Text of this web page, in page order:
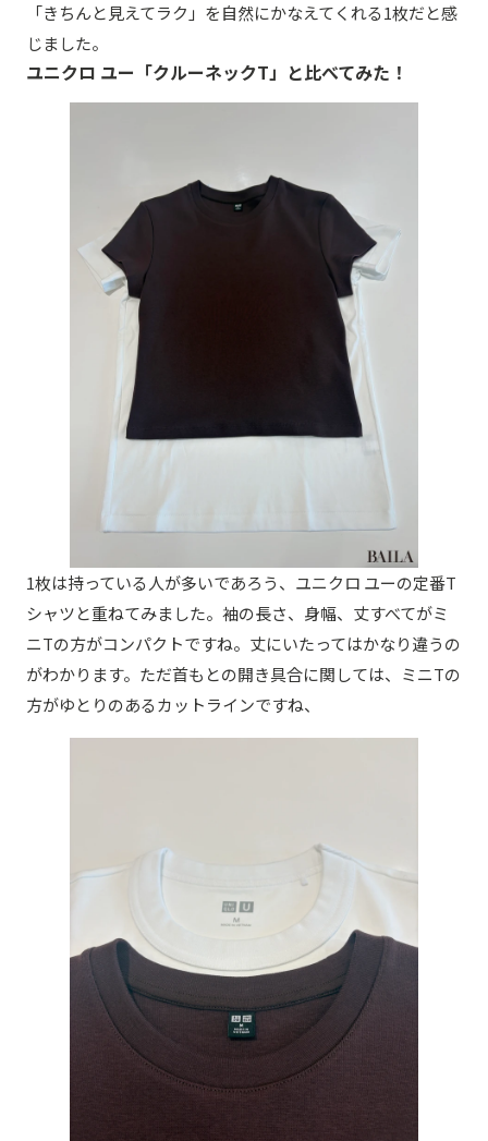
「きちんと見えてラク」を自然にかなえてくれる1枚だと感
じました。
ユニクロ ユー「クルーネックT」と比べてみた！
1枚は持っている人が多いであろう、ユニクロ ユーの定番T
シャツと重ねてみました。袖の長さ、身幅、丈すべてがミ
ニTの方がコンパクトですね。丈にいたってはかなり違うの
がわかります。ただ首もとの開き具合に関しては、ミニTの
方がゆとりのあるカットラインですね、